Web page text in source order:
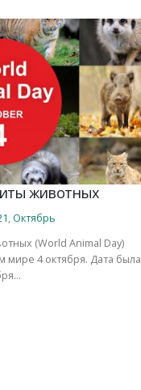
животных
, Октябрь
(World Animal Day)
мире 4 октября. Дата была